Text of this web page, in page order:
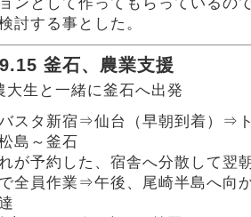
討する事とした。
釜石、農業支援
大生と一緒に釜石へ出発
スタ新宿⇒仙台（早朝到着）⇒
島～釜石
が予約した、宿舎へ分散して翌
全員作業⇒午後、尾崎半島へ向